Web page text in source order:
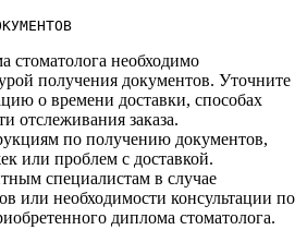
стоматолога необходимо
получения документов.​ Уточните
о времени доставки, способах
отслеживания заказа.​
по получению документов,
или проблем с доставкой.
специалистам в случае
или необходимости консультации по
диплома стоматолога.